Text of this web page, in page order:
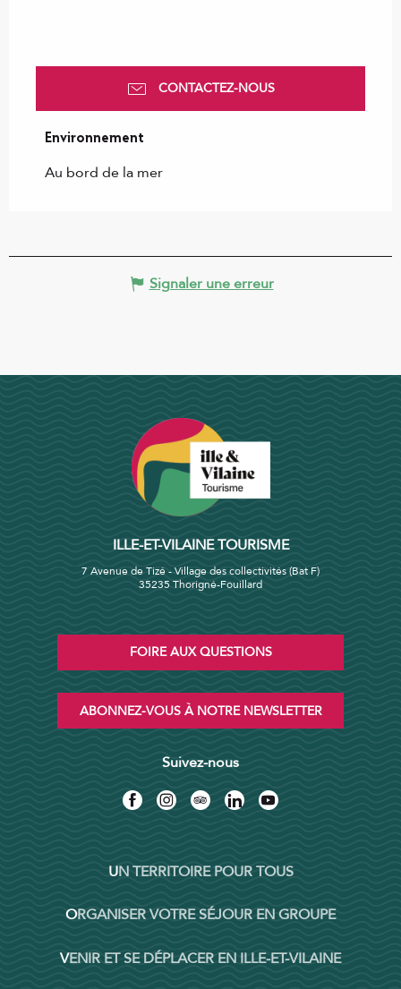
CONTACTEZ-NOUS
Environnement
Environnement
Au bord de la mer
Signaler une erreur
ILLE-ET-VILAINE TOURISME
7 Avenue de Tizé - Village des collectivités (Bat F)
35235 Thorigné-Fouillard
FOIRE AUX QUESTIONS
ABONNEZ-VOUS À NOTRE NEWSLETTER
Suivez-nous
UN TERRITOIRE POUR TOUS
ORGANISER VOTRE SÉJOUR EN GROUPE
VENIR ET SE DÉPLACER EN ILLE-ET-VILAINE